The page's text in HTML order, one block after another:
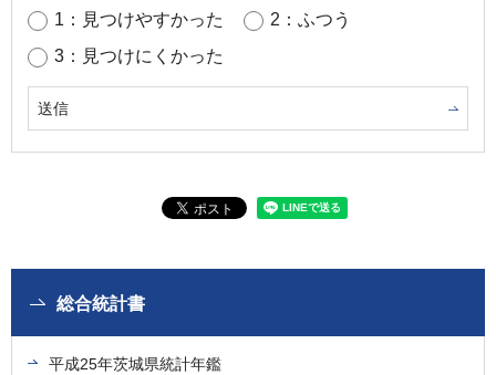
1：見つけやすかった
2：ふつう
3：見つけにくかった
総合統計書
平成25年茨城県統計年鑑